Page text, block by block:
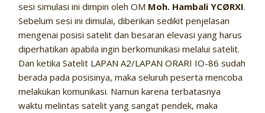
sesi simulasi ini dimpin oleh OM Moh. Hambali YCØRXI.
Sebelum sesi ini dimulai, diberikan sedikit penjelasan
mengenai posisi satelit dan besaran elevasi yang harus
diperhatikan apabila ingin berkomunikasi melalui satelit.
Dan ketika Satelit LAPAN A2/LAPAN ORARI IO-86 sudah
berada pada posisinya, maka seluruh peserta mencoba
melakukan komunikasi. Namun karena terbatasnya
waktu melintas satelit yang sangat pendek, maka